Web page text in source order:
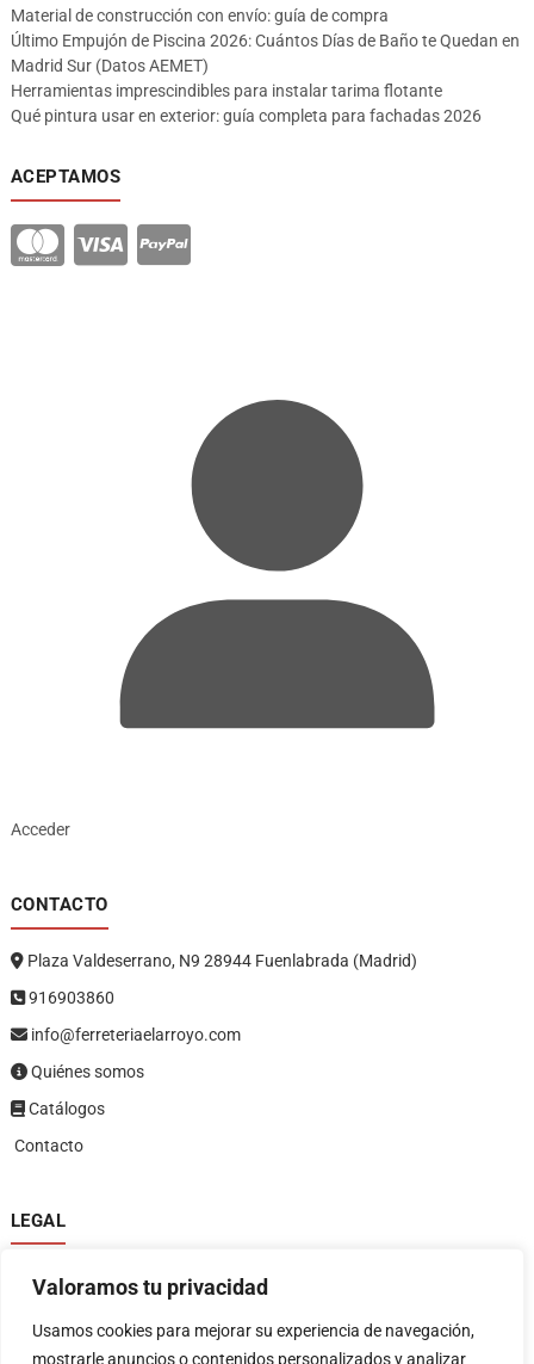
Valoramos tu privacidad
Usamos cookies para mejorar su experiencia de navegación,
mostrarle anuncios o contenidos personalizados y analizar
Material de construcción con envío: guía de compra
Último Empujón de Piscina 2026: Cuántos Días de Baño te Quedan en
Madrid Sur (Datos AEMET)
Herramientas imprescindibles para instalar tarima flotante
Qué pintura usar en exterior: guía completa para fachadas 2026
ACEPTAMOS
Acceder
CONTACTO
Plaza Valdeserrano, N9 28944 Fuenlabrada (Madrid)
916903860
info@ferreteriaelarroyo.com
Quiénes somos
Catálogos
Contacto
LEGAL
Política de privacidad
Política de devoluciones y reembolsos
Términos y condiciones